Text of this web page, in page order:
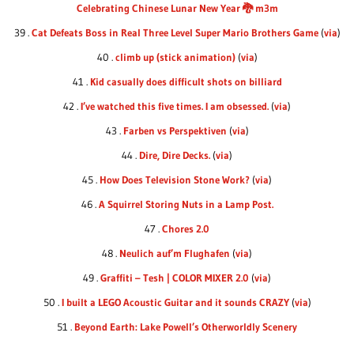
Celebrating Chinese Lunar New Year 🐉 m3m
39 .Cat Defeats Boss in Real Three Level Super Mario Brothers Game (via)
40 .climb up (stick animation) (via)
41 . Kid casually does difficult shots on billiard
42 .I’ve watched this five times. I am obsessed. (via)
43 . Farben vs Perspektiven (via)
44 . Dire, Dire Decks. (via)
45 . How Does Television Stone Work? (via)
46 .A Squirrel Storing Nuts in a Lamp Post.
47 .Chores 2.0
48 . Neulich auf’m Flughafen (via)
49 .Graffiti – Tesh | COLOR MIXER 2.0 (via)
50 .I built a LEGO Acoustic Guitar and it sounds CRAZY (via)
51 . Beyond Earth: Lake Powell’s Otherworldly Scenery